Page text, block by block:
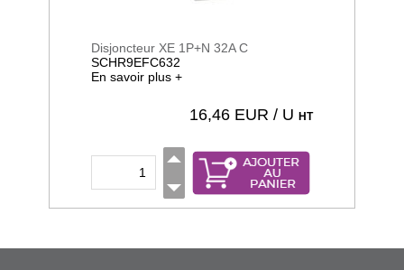
Disjoncteur XE 1P+N 32A C
SCHR9EFC632
En savoir plus +
16,46 EUR / U HT